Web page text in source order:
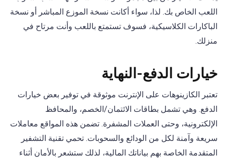
اللعب الخاص بك. لذا، سواء أكانت نسخة الموزع المباشر أو نسخة
الباكارات الكلاسيكية، فسوف تستمتع باللعب وأنت مرتاح في
منزلك.
خيارات الدفع-النهاية
تعتبر الكازينوهات على الإنترنت موثوقة في توفير بعض خيارات
الدفع. وهي تشمل بطاقات الائتمان/الخصم، والمحافظ
الإلكترونية، وحتى العملات المشفرة. تضمن هذه المواقع معاملات
سريعة وآمنة لكل من الودائع والسحوبات. تحمي تقنية التشفير
المتقدمة الخاصة بهم بياناتك المالية، لذلك ستشعر بالأمان أثناء